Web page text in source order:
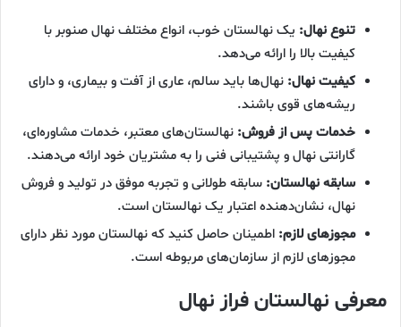
تنوع نهال: یک نهالستان خوب، انواع مختلف نهال صنوبر با
کیفیت بالا را ارائه می‌دهد.
کیفیت نهال: نهال‌ها باید سالم، عاری از آفت و بیماری، و دارای
ریشه‌های قوی باشند.
خدمات پس از فروش: نهالستان‌های معتبر، خدمات مشاوره‌ای،
گارانتی نهال و پشتیبانی فنی را به مشتریان خود ارائه می‌دهند.
سابقه نهالستان: سابقه طولانی و تجربه موفق در تولید و فروش
نهال، نشان‌دهنده اعتبار یک نهالستان است.
مجوزهای لازم: اطمینان حاصل کنید که نهالستان مورد نظر دارای
مجوزهای لازم از سازمان‌های مربوطه است.
معرفی نهالستان فراز نهال